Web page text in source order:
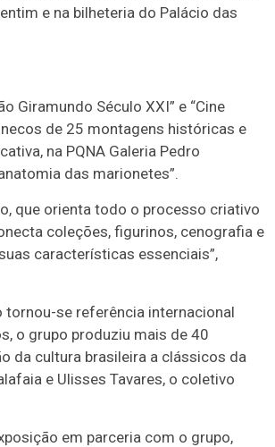
e na bilheteria do Palácio das
Giramundo Século XXI” e “Cine
de 25 montagens históricas e
na PQNA Galeria Pedro
das marionetes”.
que orienta todo o processo criativo
coleções, figurinos, cenografia e
características essenciais”,
tornou-se referência internacional
o grupo produziu mais de 40
da cultura brasileira a clássicos da
e Ulisses Tavares, o coletivo
em parceria com o grupo,